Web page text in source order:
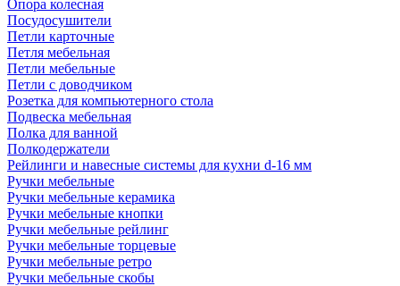
Опора колесная
Посудосушители
Петли карточные
Петля мебельная
Петли мебельные
Петли с доводчиком
Розетка для компьютерного стола
Подвеска мебельная
Полка для ванной
Полкодержатели
Рейлинги и навесные системы для кухни d-16 мм
Ручки мебельные
Ручки мебельные керамика
Ручки мебельные кнопки
Ручки мебельные рейлинг
Ручки мебельные торцевые
Ручки мебельные ретро
Ручки мебельные скобы